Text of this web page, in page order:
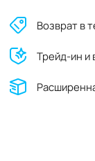
Возврат в
Трейд-ин и